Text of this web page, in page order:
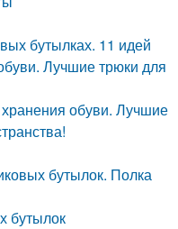
бутылках. 11 идей
Лучшие трюки для
обуви. Лучшие
бутылок. Полка
бутылок